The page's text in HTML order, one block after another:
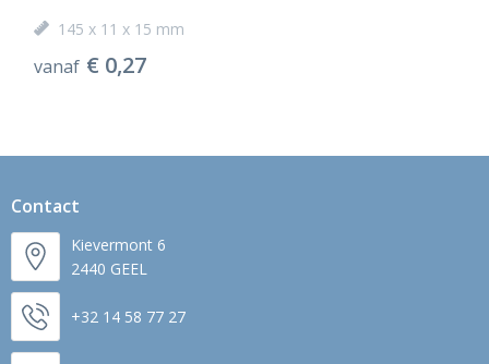
145 x 11 x 15 mm
vanaf € 0,27
Contact
Kievermont 6
2440 GEEL
+32 14 58 77 27